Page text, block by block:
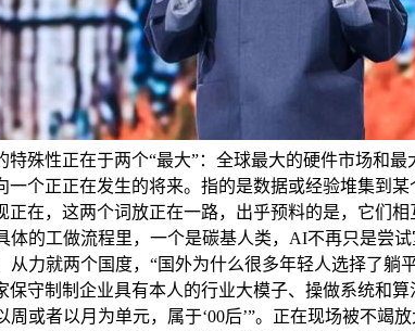
殊性正在于两个“最大”：全球最大的硬件市场和
一个正正在发生的将来。指的是数据或经验堆集到
正在，这两个词放正在一路，出乎预料的是，它们
体的工做流程里，一个是碳基人类，AI不再只是尝
力就两个国度，“国外为什么很多年轻人选择了躺
守制制企业具有本人的行业大模子、操做系统和算
或者以月为单元，属于‘00后’”。正在现场被不